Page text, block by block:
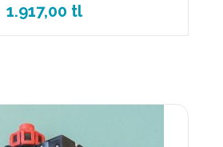
1.917,00 tl